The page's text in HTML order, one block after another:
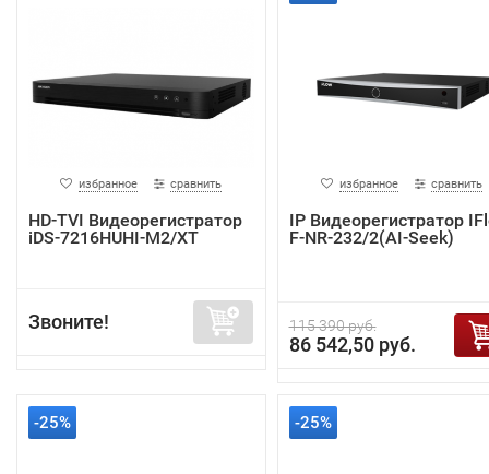
избранное сравнить
HD-TVI Видеорегистратор
iDS-7216HUHI-M2/XT
Звоните!
избранное сравнить
IP Видеорегистратор
F-NR-232/2(AI-Seek)
115 390 руб.
86 542,50 руб.
-25% -25%